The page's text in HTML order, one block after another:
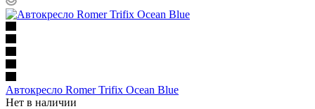
Автокресло Romer Trifix Ocean Blue
Нет в наличии